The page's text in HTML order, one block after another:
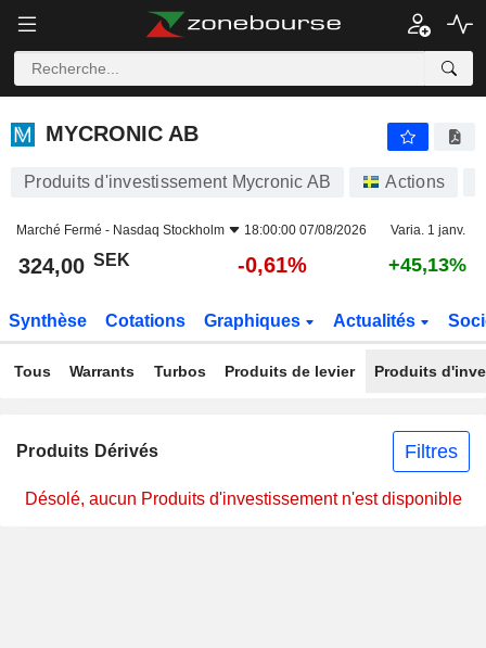
MYCRONIC AB
MYCRONIC AB
Produits d'investissement Mycronic AB Actions
Marché Fermé - Nasdaq Stockholm 18:00:00 07/08/2026 Varia. 1 janv.
324,00 SEK -0,61% +45,13%
Synthèse Cotations Graphiques Actualités
Tous Warrants Turbos Produits de levier Produits
Produits Dérivés Filtres
Désolé, aucun Produits d'investissement n'est disponible